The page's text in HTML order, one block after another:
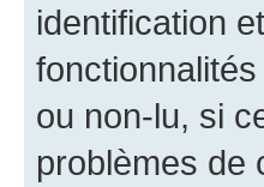
identification
ou non-lu, si
problèmes de